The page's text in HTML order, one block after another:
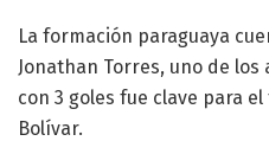
La formación paraguaya
Jonathan Torres, uno de
con 3 goles fue clave para
Bolívar.